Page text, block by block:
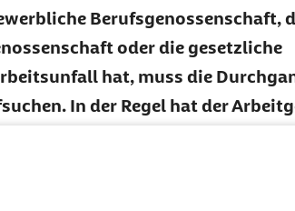
Berufsgenossenschaft,
oder die gesetzliche
hat, muss die
In der Regel hat der
Brett ausgehängt oder im
Praxis befindet.
die Betriebsärztin oder den